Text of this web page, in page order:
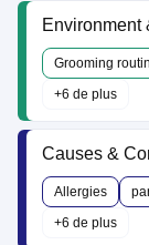
Environment
Grooming
+6 de plus
Causes &
Allergies
+6 de plus